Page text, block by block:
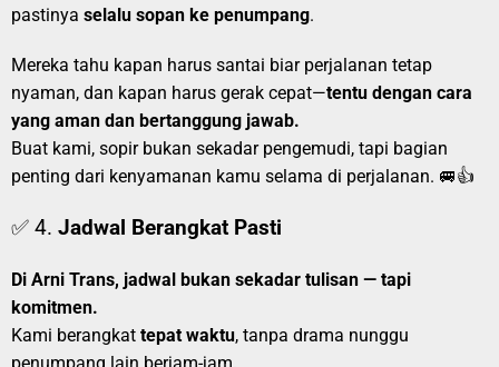
pastinya selalu sopan ke penumpang.
Mereka tahu kapan harus santai biar perjalanan tetap
nyaman, dan kapan harus gerak cepat—tentu dengan cara
yang aman dan bertanggung jawab.
Buat kami, sopir bukan sekadar pengemudi, tapi bagian
penting dari kenyamanan kamu selama di perjalanan. 🚐👍
✅ 4. Jadwal Berangkat Pasti
Di Arni Trans, jadwal bukan sekadar tulisan — tapi
komitmen.
Kami berangkat tepat waktu, tanpa drama nunggu